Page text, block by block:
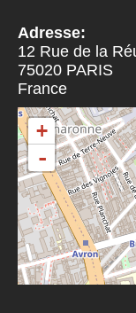
Adresse:
12 Rue de la
75020 PARIS
France
+
-